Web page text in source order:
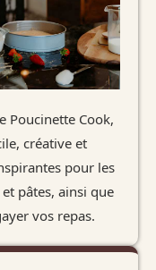
Poucinette Cook,
créative et
pour les
pâtes, ainsi que
vos repas.